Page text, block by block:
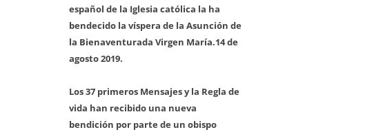
español de la Iglesia católica la ha
bendecido la víspera de la Asunción de
la Bienaventurada Virgen María.14 de
agosto 2019.
Los 37 primeros Mensajes y la Regla de
vida han recibido una nueva
bendición por parte de un obispo